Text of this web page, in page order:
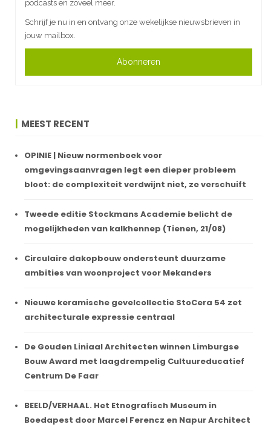
podcasts en zoveel meer.
Schrijf je nu in en ontvang onze wekelijkse nieuwsbrieven in
jouw mailbox.
Abonneren
MEEST RECENT
OPINIE | Nieuw normenboek voor
omgevingsaanvragen legt een dieper probleem
bloot: de complexiteit verdwijnt niet, ze verschuift
Tweede editie Stockmans Academie belicht de
mogelijkheden van kalkhennep (Tienen, 21/08)
Circulaire dakopbouw ondersteunt duurzame
ambities van woonproject voor Mekanders
Nieuwe keramische gevelcollectie StoCera 54 zet
architecturale expressie centraal
De Gouden Liniaal Architecten winnen Limburgse
Bouw Award met laagdrempelig Cultuureducatief
Centrum De Faar
BEELD/VERHAAL. Het Etnografisch Museum in
Boedapest door Marcel Ferencz en Napur Architect